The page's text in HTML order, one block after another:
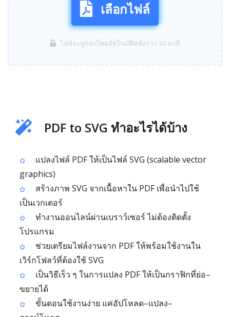
เลือกไฟล์
ไฟล์จะถูกลบโดยอัตโนมัติหลังจาก 30 นาที
PDF to SVG ทำอะไรได้บ้าง
แปลงไฟล์ PDF ให้เป็นไฟล์ SVG (scalable vector
graphics)
สร้างภาพ SVG จากเนื้อหาใน PDF เพื่อนำไปใช้
เป็นเวกเตอร์
ทำงานออนไลน์ผ่านเบราว์เซอร์ ไม่ต้องติดตั้ง
โปรแกรม
ช่วยเตรียมไฟล์งานจาก PDF ให้พร้อมใช้งานใน
เวิร์กโฟลว์ที่ต้องใช้ SVG
เป็นวิธีเร็ว ๆ ในการแปลง PDF ให้เป็นกราฟิกที่ย่อ–
ขยายได้
ขั้นตอนใช้งานง่าย แค่อัปโหลด–แปลง–